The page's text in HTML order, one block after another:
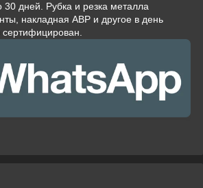
30 дней. Рубка и резка металла
накладная АВР и другое в день
сертифицирован.